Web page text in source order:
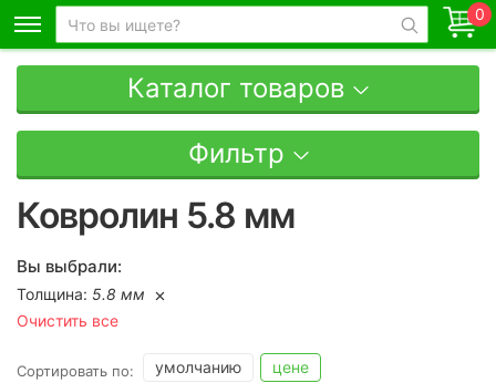
0
Каталог товаров
Фильтр
Ковролин 5.8 мм
Вы выбрали:
Толщина: 5.8 мм
Очистить все
Сортировать по: умолчанию цене